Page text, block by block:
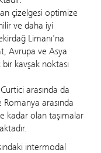
çizelgesi optimize
ve daha iyi
Limanı'na
Avrupa ve Asya
kavşak noktası
arasında da
arasında
kadar olan taşımalar
intermodal